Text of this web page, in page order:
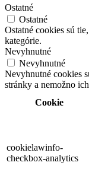
Ostatné
Ostatné
Ostatné cookies sú
kategórie.
Nevyhnutné
Nevyhnutné
Nevyhnutné cookies
stránky a nemožno
Cookie
cookielawinfo-
checkbox-analytics